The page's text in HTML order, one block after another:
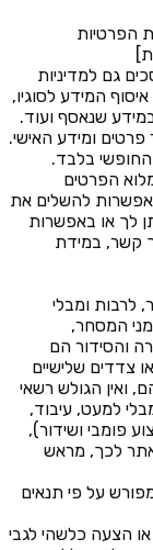
הפרטיות
גם למדיניות
המידע לסוגיו,
שנאסף ועוד.
ומידע האישי.
בלבד.
הפרטים
להשלים את
לך או באפשרות
קשר, במידת
לרבות ומבלי
המסחר,
והסידור הם
צדדים שלישיים
ואין הגולש רשאי
למעט, עיבוד,
פומבי ושידור),
לכך, מראש
על פי תנאים
הצעה כלשהי לגבי